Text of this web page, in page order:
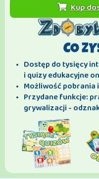
Kup
CO
Dostęp do tysięcy
i quizy edukacyjne
Możliwość
Przydane funkcje:
grywalizacji -